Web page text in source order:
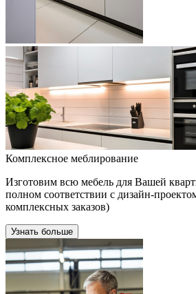
Комплексное меблирование
Изготовим всю мебель для Вашей
полном соответствии с дизайн-
комплексных заказов)
Узнать больше